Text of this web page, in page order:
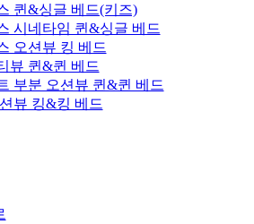
퀸&싱글 베드(키즈)
시네타임 퀸&싱글 베드
오션뷰 킹 베드
뷰 퀸&퀸 베드
부분 오션뷰 퀸&퀸 베드
뷰 킹&킹 베드